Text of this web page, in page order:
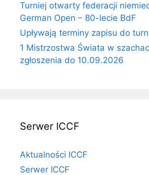
Turniej otwarty federacji
German Open – 80-lecie BdF
Upływają terminy zapisu do
1 Mistrzostwa Świata w
zgłoszenia do 10.09.2026
Serwer ICCF
Aktualności ICCF
Serwer ICCF